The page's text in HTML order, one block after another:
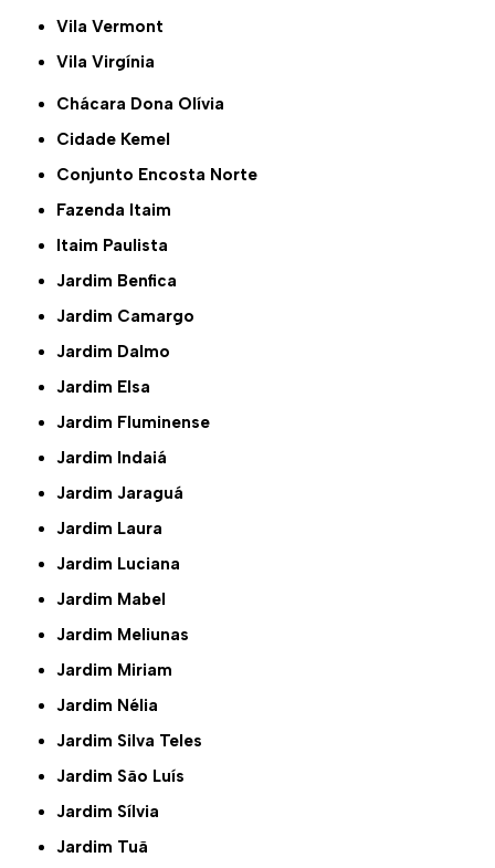
Vila Vermont
Vila Virgínia
Chácara Dona Olívia
Cidade Kemel
Conjunto Encosta Norte
Fazenda Itaim
Itaim Paulista
Jardim Benfica
Jardim Camargo
Jardim Dalmo
Jardim Elsa
Jardim Fluminense
Jardim Indaiá
Jardim Jaraguá
Jardim Laura
Jardim Luciana
Jardim Mabel
Jardim Meliunas
Jardim Miriam
Jardim Nélia
Jardim Silva Teles
Jardim São Luís
Jardim Sílvia
Jardim Tuã